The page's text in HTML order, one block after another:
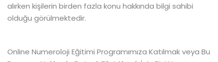
alırken kişilerin birden fazla konu hakkında bilgi sahibi
olduğu görülmektedir.
Online Numeroloji Eğitimi Programımıza Katılmak veya Bu